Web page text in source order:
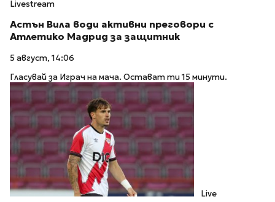
Livestream
Астън Вила води активни преговори с
Атлетико Мадрид за защитник
5 август, 14:06
Гласувай за Играч на мача. Остават ти 15 минути.
Live